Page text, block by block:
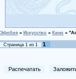
Эфебия » Искусство » Кино »
Страница 1 из 1 1
Распечатать